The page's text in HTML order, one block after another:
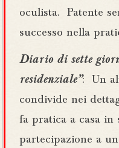
oculista. Patente
successo nella
Diario di sette
residenziale”: Un
condivide nei
fa pratica a casa in
partecipazione a